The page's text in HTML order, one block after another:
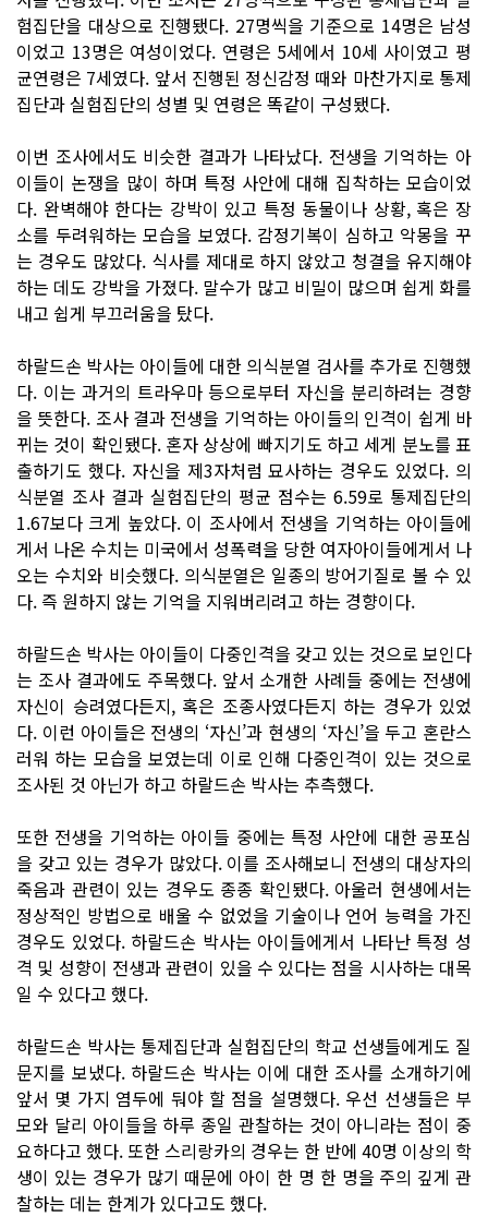
험집단을 대상으로 진행됐다. 27명씩을 기준으로 14명은 남성
이었고 13명은 여성이었다. 연령은 5세에서 10세 사이였고 평
균연령은 7세였다. 앞서 진행된 정신감정 때와 마찬가지로 통제
집단과 실험집단의 성별 및 연령은 똑같이 구성됐다.
이번 조사에서도 비슷한 결과가 나타났다. 전생을 기억하는 아
이들이 논쟁을 많이 하며 특정 사안에 대해 집착하는 모습이었
다. 완벽해야 한다는 강박이 있고 특정 동물이나 상황, 혹은 장
소를 두려워하는 모습을 보였다. 감정기복이 심하고 악몽을 꾸
는 경우도 많았다. 식사를 제대로 하지 않았고 청결을 유지해야
하는 데도 강박을 가졌다. 말수가 많고 비밀이 많으며 쉽게 화를
내고 쉽게 부끄러움을 탔다.
하랄드손 박사는 아이들에 대한 의식분열 검사를 추가로 진행했
다. 이는 과거의 트라우마 등으로부터 자신을 분리하려는 경향
을 뜻한다. 조사 결과 전생을 기억하는 아이들의 인격이 쉽게 바
뀌는 것이 확인됐다. 혼자 상상에 빠지기도 하고 세게 분노를 표
출하기도 했다. 자신을 제3자처럼 묘사하는 경우도 있었다. 의
식분열 조사 결과 실험집단의 평균 점수는 6.59로 통제집단의
1.67보다 크게 높았다. 이 조사에서 전생을 기억하는 아이들에
게서 나온 수치는 미국에서 성폭력을 당한 여자아이들에게서 나
오는 수치와 비슷했다. 의식분열은 일종의 방어기질로 볼 수 있
다. 즉 원하지 않는 기억을 지워버리려고 하는 경향이다.
하랄드손 박사는 아이들이 다중인격을 갖고 있는 것으로 보인다
는 조사 결과에도 주목했다. 앞서 소개한 사례들 중에는 전생에
자신이 승려였다든지, 혹은 조종사였다든지 하는 경우가 있었
다. 이런 아이들은 전생의 ‘자신’과 현생의 ‘자신’을 두고 혼란스
러워 하는 모습을 보였는데 이로 인해 다중인격이 있는 것으로
조사된 것 아닌가 하고 하랄드손 박사는 추측했다.
또한 전생을 기억하는 아이들 중에는 특정 사안에 대한 공포심
을 갖고 있는 경우가 많았다. 이를 조사해보니 전생의 대상자의
죽음과 관련이 있는 경우도 종종 확인됐다. 아울러 현생에서는
정상적인 방법으로 배울 수 없었을 기술이나 언어 능력을 가진
경우도 있었다. 하랄드손 박사는 아이들에게서 나타난 특정 성
격 및 성향이 전생과 관련이 있을 수 있다는 점을 시사하는 대목
일 수 있다고 했다.
하랄드손 박사는 통제집단과 실험집단의 학교 선생들에게도 질
문지를 보냈다. 하랄드손 박사는 이에 대한 조사를 소개하기에
앞서 몇 가지 염두에 둬야 할 점을 설명했다. 우선 선생들은 부
모와 달리 아이들을 하루 종일 관찰하는 것이 아니라는 점이 중
요하다고 했다. 또한 스리랑카의 경우는 한 반에 40명 이상의 학
생이 있는 경우가 많기 때문에 아이 한 명 한 명을 주의 깊게 관
찰하는 데는 한계가 있다고도 했다.